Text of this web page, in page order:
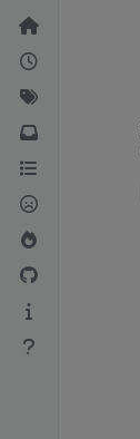
Weiter zum Inhalt